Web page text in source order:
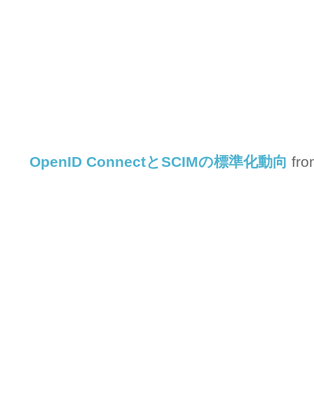
OpenID ConnectとSCIMの標準化動向